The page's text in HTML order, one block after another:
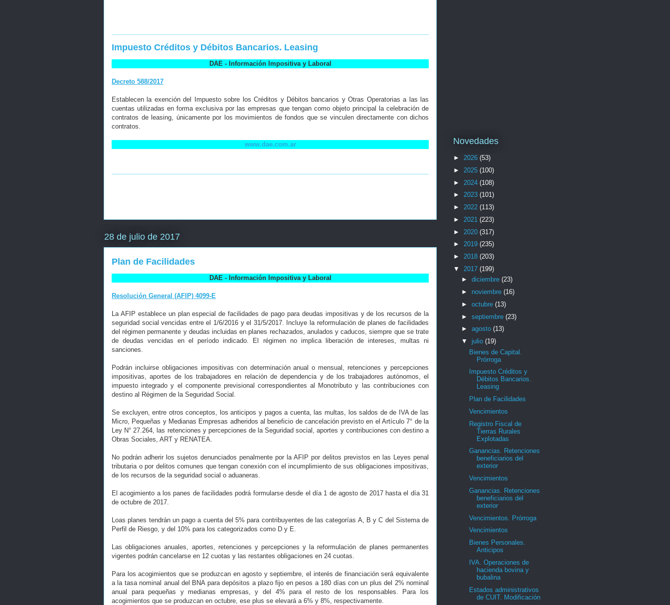
Impuesto Créditos y Débitos Bancarios. Leasing
DAE - Información Impositiva y Laboral
Decreto 588/2017
Establecen la exención del Impuesto sobre los Créditos y Débitos bancarios y Otras Operatorias a las las
cuentas utilizadas en forma exclusiva por las empresas que tengan como objeto principal la celebración de
contratos de leasing, únicamente por los movimientos de fondos que se vinculen directamente con dichos
contratos.
www.dae.com.ar
28 de julio de 2017
Plan de Facilidades
DAE - Información Impositiva y Laboral
Resolución General (AFIP) 4099-E
La AFIP establece un plan especial de facilidades de pago para deudas impositivas y de los recursos de la
seguridad social vencidas entre el 1/6/2016 y el 31/5/2017. Incluye la reformulación de planes de facilidades
del régimen permanente y deudas incluidas en planes rechazados, anulados y caducos, siempre que se trate
de deudas vencidas en el período indicado. El régimen no implica liberación de intereses, multas ni
sanciones.
Podrán incluirse obligaciones impositivas con determinación anual o mensual, retenciones y percepciones
impositivas, aportes de los trabajadores en relación de dependencia y de los trabajadores autónomos, el
impuesto integrado y el componente previsional correspondientes al Monotributo y las contribuciones con
destino al Régimen de la Seguridad Social.
Se excluyen, entre otros conceptos, los anticipos y pagos a cuenta, las multas, los saldos de de IVA de las
Micro, Pequeñas y Medianas Empresas adheridos al beneficio de cancelación previsto en el Artículo 7° de la
Ley N° 27.264, las retenciones y percepciones de la Seguridad social, aportes y contribuciones con destino a
Obras Sociales, ART y RENATEA.
No podrán adherir los sujetos denunciados penalmente por la AFIP por delitos previstos en las Leyes penal
tributaria o por delitos comunes que tengan conexión con el incumplimiento de sus obligaciones impositivas,
de los recursos de la seguridad social o aduaneras.
El acogimiento a los panes de facilidades podrá formularse desde el día 1 de agosto de 2017 hasta el día 31
de octubre de 2017.
Loas planes tendrán un pago a cuenta del 5% para contribuyentes de las categorías A, B y C del Sistema de
Perfil de Riesgo, y del 10% para los categorizados como D y E.
Las obligaciones anuales, aportes, retenciones y percepciones y la reformulación de planes permanentes
vigentes podrán cancelarse en 12 cuotas y las restantes obligaciones en 24 cuotas.
Para los acogimientos que se produzcan en agosto y septiembre, el interés de financiación será equivalente
a la tasa nominal anual del BNA para depósitos a plazo fijo en pesos a 180 días con un plus del 2% nominal
anual para pequeñas y medianas empresas, y del 4% para el resto de los responsables. Para los
acogimientos que se produzcan en octubre, ese plus se elevará a 6% y 8%, respectivamente.
Novedades
► 2026 (53)
► 2025 (100)
► 2024 (108)
► 2023 (101)
► 2022 (113)
► 2021 (223)
► 2020 (317)
► 2019 (235)
► 2018 (203)
▼ 2017 (199)
► diciembre (23)
► noviembre (16)
► octubre (13)
► septiembre (23)
► agosto (13)
▼ julio (19)
Bienes de Capital.
Prórroga
Impuesto Créditos y
Débitos Bancarios.
Leasing
Plan de Facilidades
Vencimientos
Registro Fiscal de
Tierras Rurales
Explotadas
Ganancias. Retenciones
beneficiarios del
exterior
Vencimientos
Ganancias. Retenciones
beneficiarios del
exterior
Vencimientos. Prórroga
Vencimientos
Bienes Personales.
Anticipos
IVA. Operaciones de
hacienda bovina y
bubalina
Estados administrativos
de CUIT. Modificación